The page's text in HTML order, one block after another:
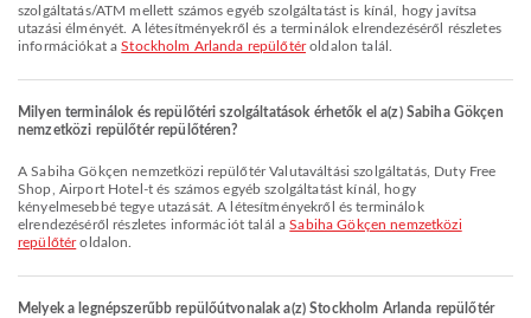
szolgáltatás/ATM mellett számos egyéb szolgáltatást is kínál, hogy javítsa
utazási élményét. A létesítményekről és a terminálok elrendezéséről részletes
információkat aStockholm Arlanda repülőtéroldalon talál.
Milyen terminálok és repülőtéri szolgáltatások érhetők el a(z) Sabiha Gökçen
nemzetközi repülőtér repülőtéren?
A Sabiha Gökçen nemzetközi repülőtér Valutaváltási szolgáltatás, Duty Free
Shop, Airport Hotel-t és számos egyéb szolgáltatást kínál, hogy
kényelmesebbé tegye utazását. A létesítményekről és terminálok
elrendezéséről részletes információt talál aSabiha Gökçen nemzetközi
repülőtéroldalon.
Melyek a legnépszerűbb repülőútvonalak a(z) Stockholm Arlanda repülőtér